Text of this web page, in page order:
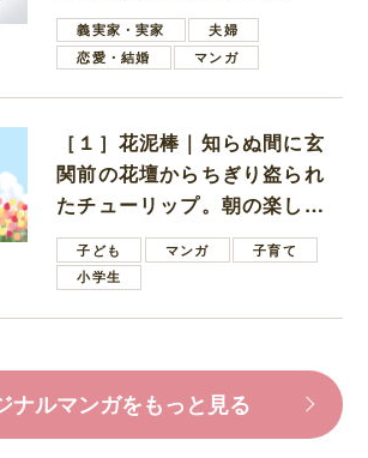
葉で励ます夫
義実家・実家
夫婦
恋愛・結婚
マンガ
［１］花泥棒｜知らぬ間に玄
関前の花壇からちぎり盗られ
たチューリップ。朝の楽しみ
を奪われたショックは大きい
子ども マンガ
子育て
小学生
ナルマンガをもっと見る